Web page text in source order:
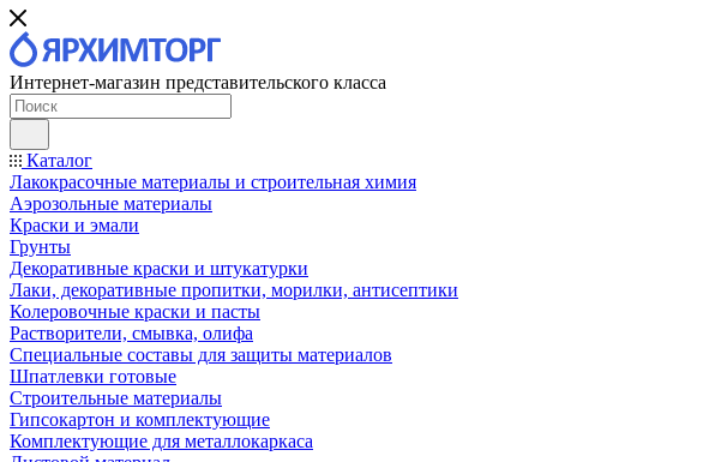
Интернет-магазин представительского класса
Каталог
Лакокрасочные материалы и строительная химия
Аэрозольные материалы
Краски и эмали
Грунты
Декоративные краски и штукатурки
Лаки, декоративные пропитки, морилки, антисептики
Колеровочные краски и пасты
Растворители, смывка, олифа
Специальные составы для защиты материалов
Шпатлевки готовые
Строительные материалы
Гипсокартон и комплектующие
Комплектующие для металлокаркаса